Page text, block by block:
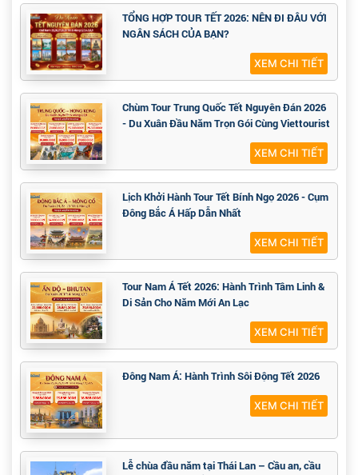
TỔNG HỢP TOUR TẾT 2026: NÊN ĐI ĐÂU VỚI
NGÂN SÁCH CỦA BẠN?
XEM CHI TIẾT
Chùm Tour Trung Quốc Tết Nguyên Đán 2026
- Du Xuân Đầu Năm Trọn Gói Cùng Viettourist
XEM CHI TIẾT
Lịch Khởi Hành Tour Tết Bính Ngọ 2026 - Cụm
Đông Bắc Á Hấp Dẫn Nhất
XEM CHI TIẾT
Tour Nam Á Tết 2026: Hành Trình Tâm Linh &
Di Sản Cho Năm Mới An Lạc
XEM CHI TIẾT
Đông Nam Á: Hành Trình Sôi Động Tết 2026
XEM CHI TIẾT
Lễ chùa đầu năm tại Thái Lan – Cầu an, cầu